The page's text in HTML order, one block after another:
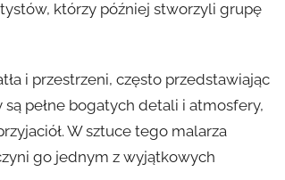
którzy później stworzyli grupę
i przestrzeni, często przedstawiając
pełne bogatych detali i atmosfery,
W sztuce tego malarza
go jednym z wyjątkowych